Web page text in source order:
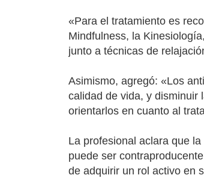
«Para el tratamiento es
Mindfulness, la
junto a técnicas de
Asimismo, agregó: «Los
calidad de vida, y disminuir
orientarlos en cuanto al
La profesional aclara que
puede ser
de adquirir un rol activo en